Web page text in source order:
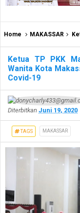
Home MAKASSAR
Ketua TP PKK
Wanita Kota
Covid-19
Diterbitkan Juni 19, 2020
TAGS MAKASSAR